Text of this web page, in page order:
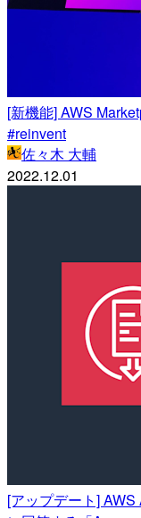
[新機能] AWS
#reinvent
佐々木 大輔
2022.12.01
[アップデート]